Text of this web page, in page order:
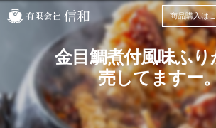
商品購入は
金目鯛煮付風味ふり
売してますー